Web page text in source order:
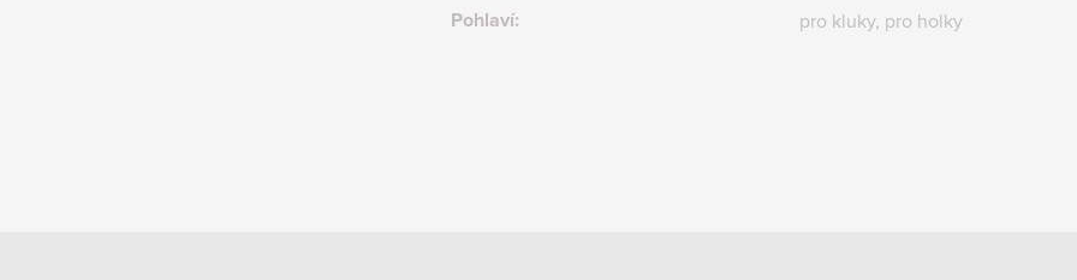
Pohlaví: pro kluky, pro holky